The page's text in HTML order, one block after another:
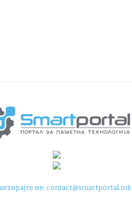
не:contact@smartportal.mk